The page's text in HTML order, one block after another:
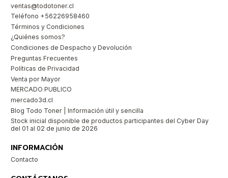
ventas@todotoner.cl
Teléfono +56226958460
Términos y Condiciones
¿Quiénes somos?
Condiciones de Despacho y Devolución
Preguntas Frecuentes
Políticas de Privacidad
Venta por Mayor
MERCADO PUBLICO
mercado3d.cl
Blog Todo Toner | Información útil y sencilla
Stock inicial disponible de productos participantes del Cyber Day
del 01 al 02 de junio de 2026
INFORMACIÓN
Contacto